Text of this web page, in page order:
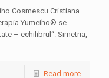
Cosmescu Cristiana –
Yumeiho® se
– echilibrul“. Simetria,
Read more